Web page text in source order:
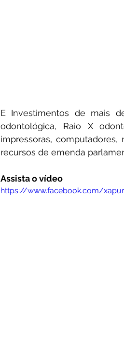
E Investimentos de mais
odontológica, Raio X
impressoras,
recursos de emenda
Assista o vídeo
https://www.facebook.com/